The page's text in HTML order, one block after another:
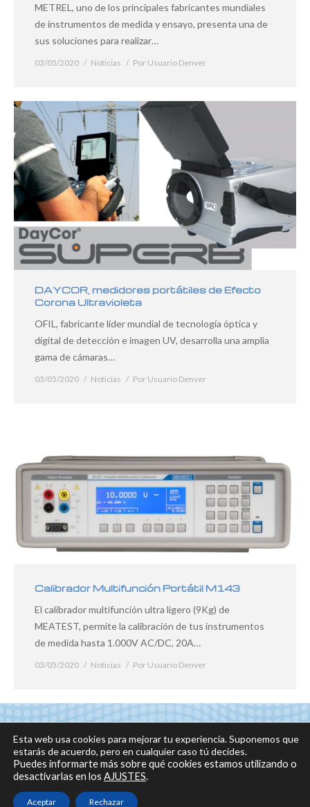
METREL, uno de los principales fabricantes mundiales
de instrumentos de medida y ensayo, presenta una de
sus soluciones para realizar…
03/05/2020 Noticias Por Usuario Denver
DAYCOR, medidores portátiles de Efecto
Corona Ultravioleta
OFIL, fabricante líder mundial de tecnología óptica y
digital de detección e imagen UV, desarrolla una amplia
gama de cámaras…
03/05/2020 Noticias Por Usuario Denver
Calibrador Multifunción Portátil M143
El calibrador multifunción ultra ligero (9Kg) de
MEATEST, permite la calibración de tus instrumentos
de medida hasta 1.000V AC/DC, 20A…
03/05/2020 Noticias Por Usuario Denver
© 2018 DENVER, Todos los derechos reservados -
privacidad
Política sobre el uso de cookies
Esta web usa cookies para mejorar tu experiencia. Suponemos que
estarás de acuerdo, pero en cualquier caso tú decides.
Puedes informarte más sobre qué cookies estamos utilizando o
desactivarlas en los AJUSTES.
Aceptar Rechazar